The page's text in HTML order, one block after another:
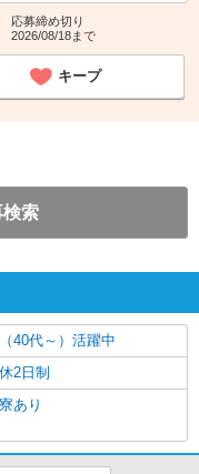
応募締め切り
2026/08/18まで
キープ
索
40代～）活躍中
2日制
あり